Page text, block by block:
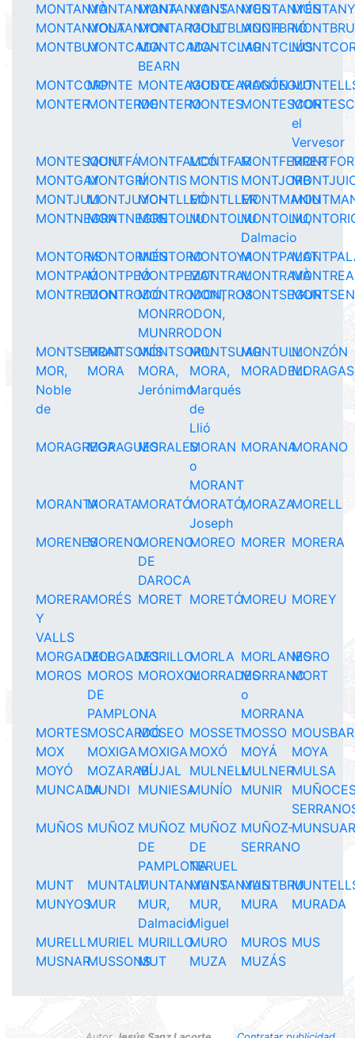
MONTANYÀMONTANYANAMONTANYANSMONTANYESMONTANYÉS
MONTANYOLAMONTANYONMONTARGULLMONTBLANCH
MONTBRIÓMONTBRU
MONTBUYMONTCADAMONTCADA-
BEARN
MONTCLARMONTCLÚS
MONTCORPMONTE MONTEAGUDOMONTEARAGÓN
MONTEGUT
MONTERMONTERDEMONTEROMONTESMONTESCOR
el
Vervesor
MONTESQUIU
MONTFÁMONTFALCÓMONTFARMONTFERRER
MONTGAYMONTGRÍMONTIS MONTIS MONTJORB
MONTJULIMONTJUYCHMONTLLEÓMONTLLERMONTMANIU
MONTNEGRAMONTNEGREMONTOLIUMONTOLIUMONTOLIU,
Dalmacio
MONTORISMONTORNÉSMONTOROMONTOYAMONTPALAT
MONTPAÓMONTPEÓMONTPEZATMONTRALMONTRAVÀ
MONTREDONMONTRODÓMONTRODON,
MONRRODON,
MUNRRODON
MONTROSMONTSEGUR
MONTSERRATMONTSONÍSMONTSORIUMONTSUARMONTULLMONZÓN
MOR,
Noble
de
MORA
MORA,
Jerónimo
MORA,
Marqués
de
Llió
MORADELLMORAGAS
MORAGREGAMORAGUESMORALESMORAN
o
MORANT
MORANAMORANO
MORANTAMORATAMORATÓMORATÓ,
Joseph
MORAZAMORELL
MORENESMORENOMORENO
DE
DAROCA
MOREO MORER MORERA
MORERA
Y
VALLS
MORÉS MORET MORETÓMOREU MOREY
MORGADELLMORGADESMORILLOMORLA MORLANESMORO
MOROS MOROS
DE
PAMPLONA
MOROXOLMORRADESMORRANO
o
MORRANA
MORT
MORTESMOSCARDÓMOSEO MOSSETMOSSO MOUSBAR
MOX
MOXIGAMOXIGAMOXÓ MOYÁ
MOYA
MOYÓ
MOZARABÍMUJAL MULNELLMULNERMULSA
MUNCADAMUNDI MUNIESAMUNÍO MUNIR
MUÑOS MUÑOZ MUÑOZ
DE
PAMPLONA
MUÑOZ
DE
TERUEL
MUÑOZ-
SERRANO
MUNT MUNTALTMUNTANYANSMUNTANYASMUNTBRU
MUNYOSMUR
MUR,
Dalmacio
MUR,
Miguel
MURA MURADA
MURELLMURIEL MURILLOMURO MUROS MUS
MUSNARMUSSONSMUT MUZA MUZÁS